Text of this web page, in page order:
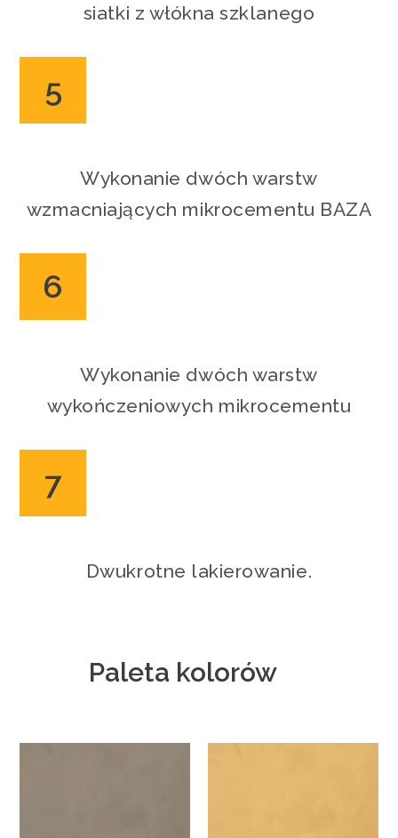
siatki z włókna szklanego
5
Wykonanie dwóch warstw
wzmacniających mikrocementu BAZA
6
Wykonanie dwóch warstw
wykończeniowych mikrocementu
7
Dwukrotne lakierowanie.
Paleta kolorów